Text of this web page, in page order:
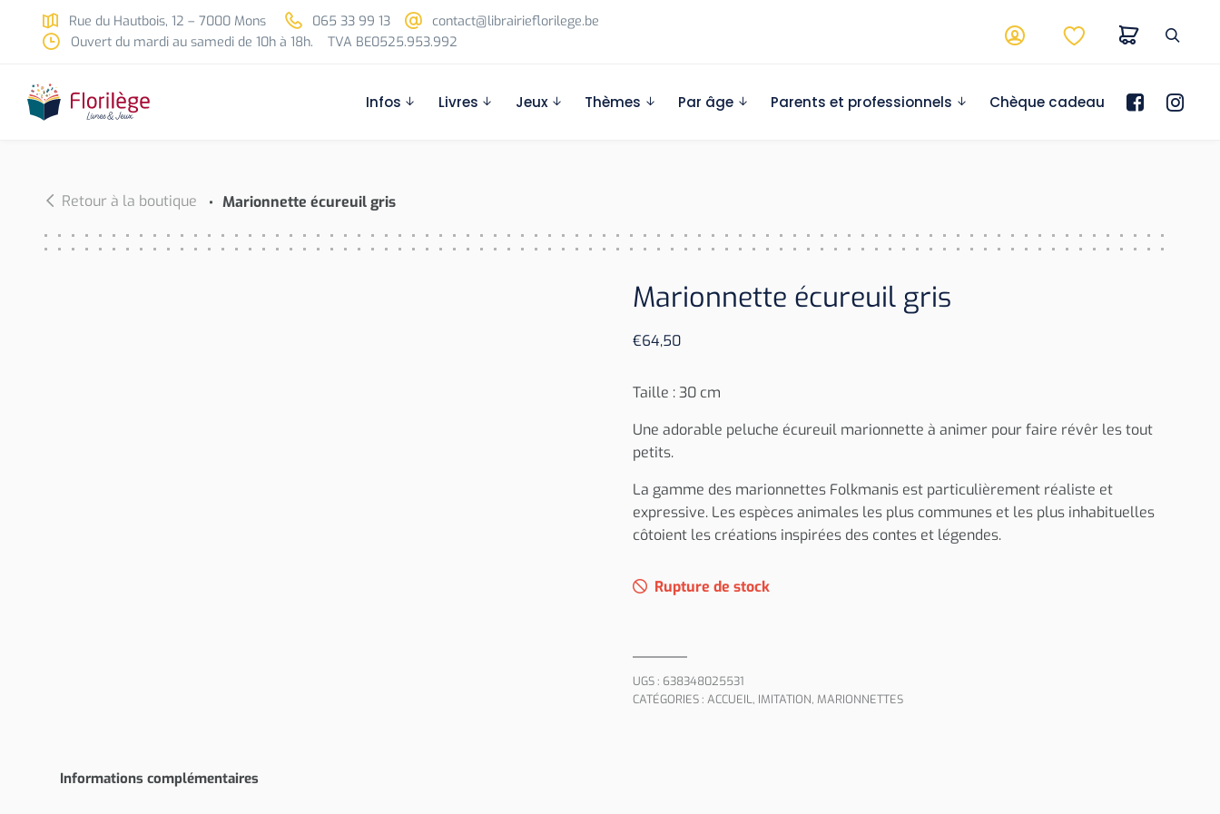
Skip to main content
Rue du Hautbois, 12 – 7000 Mons 065 33 99 13
contact@librairieflorilege.be
Ouvert du mardi au samedi de 10h à 18h.
TVA BE0525.953.992
Infos Livres Jeux Thèmes Par âge Parents et professionnels Chèque cadeau
Retour à la boutique Marionnette écureuil gris
Marionnette écureuil gris
€64,50
Taille : 30 cm
Une adorable peluche écureuil marionnette à animer pour faire révêr les tout
petits.
La gamme des marionnettes Folkmanis est particulièrement réaliste et
expressive. Les espèces animales les plus communes et les plus inhabituelles
côtoient les créations inspirées des contes et légendes.
Rupture de stock
UGS : 638348025531
CATÉGORIES : ACCUEIL, IMITATION, MARIONNETTES
Informations complémentaires